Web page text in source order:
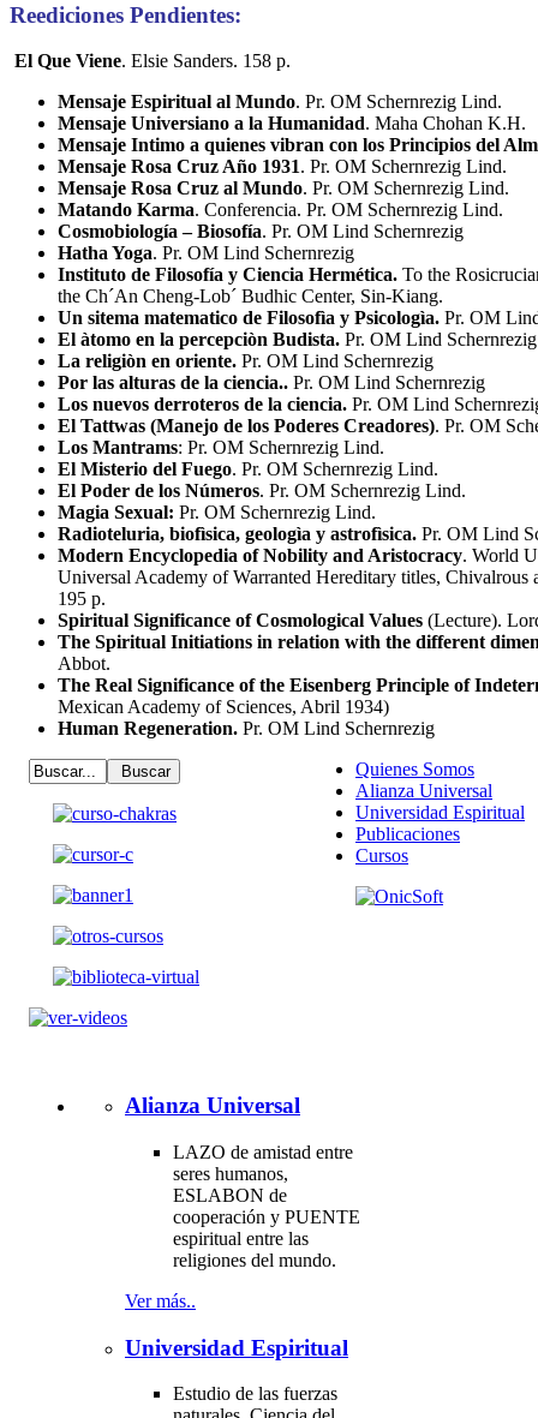
Reediciones Pendientes:
El Que Viene. Elsie Sanders. 158 p.
Mensaje Espiritual al Mundo. Pr. OM Schernrezig Lind.
Mensaje Universiano a la Humanidad. Maha Chohan K.H.
Mensaje Intimo a quienes vibran con los Principios del
Mensaje Rosa Cruz Año 1931. Pr. OM Schernrezig Lind.
Mensaje Rosa Cruz al Mundo. Pr. OM Schernrezig Lind.
Matando Karma. Conferencia. Pr. OM Schernrezig Lind.
Cosmobiología – Biosofía. Pr. OM Lind Schernrezig
Hatha Yoga. Pr. OM Lind Schernrezig
Instituto de Filosofía y Ciencia Hermética. To the
the Ch´An Cheng-Lob´ Budhic Center, Sin-Kiang.
Un sitema matematico de Filosofìa y Psicologìa. Pr. OM
El àtomo en la percepciòn Budista. Pr. OM Lind Schernrezig
La religiòn en oriente. Pr. OM Lind Schernrezig
Por las alturas de la ciencia.. Pr. OM Lind Schernrezig
Los nuevos derroteros de la ciencia. Pr. OM Lind
El Tattwas (Manejo de los Poderes Creadores). Pr. OM
Los Mantrams: Pr. OM Schernrezig Lind.
El Misterio del Fuego. Pr. OM Schernrezig Lind.
El Poder de los Números. Pr. OM Schernrezig Lind.
Magia Sexual: Pr. OM Schernrezig Lind.
Radioteluria, biofìsica, geologìa y astrofìsica. Pr. OM Lind
Modern Encyclopedia of Nobility and Aristocracy. World
Universal Academy of Warranted Hereditary titles, Chivalrous
195 p.
Spiritual Significance of Cosmological Values (Lecture).
The Spiritual Initiations in relation with the different
Abbot.
The Real Significance of the Eisenberg Principle of
Mexican Academy of Sciences, Abril 1934)
Human Regeneration. Pr. OM Lind Schernrezig
Alianza Universal
LAZO de amistad entre
seres humanos,
ESLABON de
cooperación y PUENTE
espiritual entre las
religiones del mundo.
Ver más..
Universidad Espiritual
Estudio de las fuerzas
Quienes Somos
Alianza Universal
Universidad Espiritual
Publicaciones
Cursos